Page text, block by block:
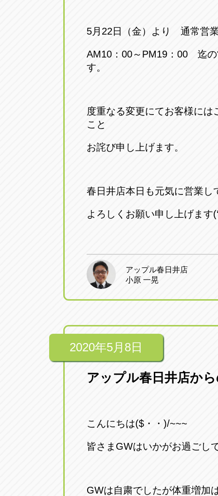
0561-53-
0587-66-
オートフ
059-331-
愛知県小牧市久保新町20
愛知県尾張旭市印場元町5-2-8
愛知県岩倉市大地町長田35-1
オートフレンド
トラック市四日市店
三重県四日市市午起3丁目1番3
5月22日（金）より 通常営
AM10：00～PM19：00 迄
す。
度重なる変更にてお客様に
こと
お詫び申し上げます。
春日井店本日も元気に営業し
よろしくお願い申し上げます
アップル春日井店
小原 一晃
2020年5月8日
アップル春日井店か
こんにちは($・・)/~~~
皆さまGWはいかがお過ごし
GWは自粛でしたが体重増